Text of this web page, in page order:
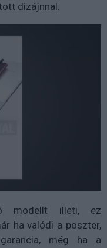
dizájnnal.
modellt illeti, ez
ha valódi a poszter,
még ha a